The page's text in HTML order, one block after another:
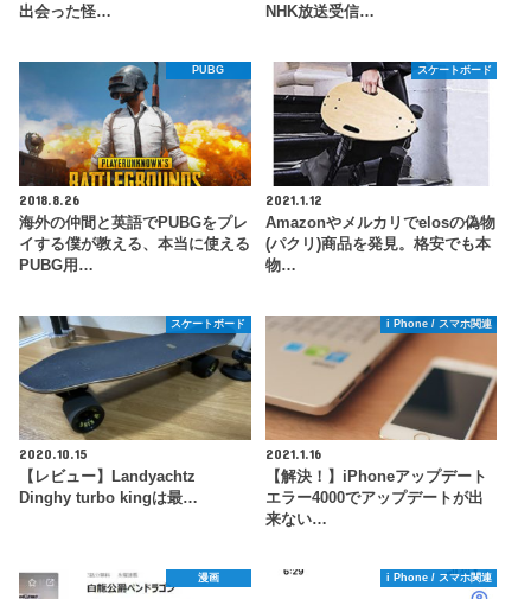
出会った怪…
NHK放送受信…
PUBG
2018.8.26
海外の仲間と英語でPUBGをプレ
イする僕が教える、本当に使える
PUBG用…
スケートボード
2021.1.12
Amazonやメルカリでelosの偽物
(パクリ)商品を発見。格安でも本
物…
スケートボード
2020.10.15
【レビュー】Landyachtz
Dinghy turbo kingは最…
i Phone / スマホ関連
2021.1.16
【解決！】iPhoneアップデート
エラー4000でアップデートが出
来ない…
漫画 i Phone / スマホ関連